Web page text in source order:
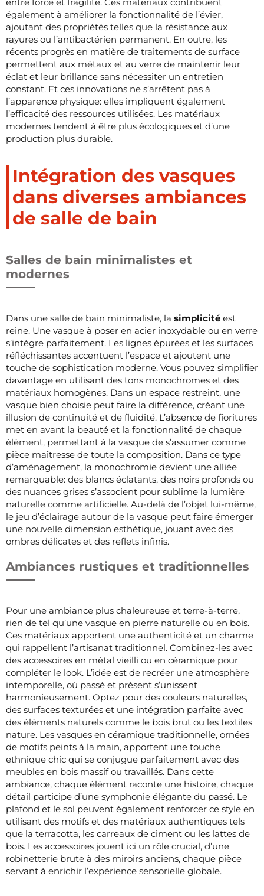
également à améliorer la fonctionnalité de l’évier,
ajoutant des propriétés telles que la résistance aux
rayures ou l’antibactérien permanent. En outre, les
récents progrès en matière de traitements de surface
permettent aux métaux et au verre de maintenir leur
éclat et leur brillance sans nécessiter un entretien
constant. Et ces innovations ne s’arrêtent pas à
l’apparence physique: elles impliquent également
l’efficacité des ressources utilisées. Les matériaux
modernes tendent à être plus écologiques et d’une
production plus durable.
Intégration des vasques
dans diverses ambiances
de salle de bain
Salles de bain minimalistes et
modernes
Dans une salle de bain minimaliste, la simplicité est
reine. Une vasque à poser en acier inoxydable ou en verre
s’intègre parfaitement. Les lignes épurées et les surfaces
réfléchissantes accentuent l’espace et ajoutent une
touche de sophistication moderne. Vous pouvez simplifier
davantage en utilisant des tons monochromes et des
matériaux homogènes. Dans un espace restreint, une
vasque bien choisie peut faire la différence, créant une
illusion de continuité et de fluidité. L’absence de fioritures
met en avant la beauté et la fonctionnalité de chaque
élément, permettant à la vasque de s’assumer comme
pièce maîtresse de toute la composition. Dans ce type
d’aménagement, la monochromie devient une alliée
remarquable: des blancs éclatants, des noirs profonds ou
des nuances grises s’associent pour sublime la lumière
naturelle comme artificielle. Au-delà de l’objet lui-même,
le jeu d’éclairage autour de la vasque peut faire émerger
une nouvelle dimension esthétique, jouant avec des
ombres délicates et des reflets infinis.
Ambiances rustiques et traditionnelles
Pour une ambiance plus chaleureuse et terre-à-terre,
rien de tel qu’une vasque en pierre naturelle ou en bois.
Ces matériaux apportent une authenticité et un charme
qui rappellent l’artisanat traditionnel. Combinez-les avec
des accessoires en métal vieilli ou en céramique pour
compléter le look. L’idée est de recréer une atmosphère
intemporelle, où passé et présent s’unissent
harmonieusement. Optez pour des couleurs naturelles,
des surfaces texturées et une intégration parfaite avec
des éléments naturels comme le bois brut ou les textiles
nature. Les vasques en céramique traditionnelle, ornées
de motifs peints à la main, apportent une touche
ethnique chic qui se conjugue parfaitement avec des
meubles en bois massif ou travaillés. Dans cette
ambiance, chaque élément raconte une histoire, chaque
détail participe d’une symphonie élégante du passé. Le
plafond et le sol peuvent également renforcer ce style en
utilisant des motifs et des matériaux authentiques tels
que la terracotta, les carreaux de ciment ou les lattes de
bois. Les accessoires jouent ici un rôle crucial, d’une
robinetterie brute à des miroirs anciens, chaque pièce
servant à enrichir l’expérience sensorielle globale.